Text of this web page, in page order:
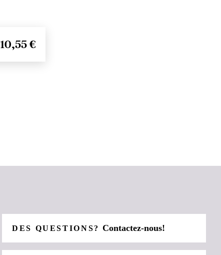
10,55 €
DES QUESTIONS?Contactez-nous!